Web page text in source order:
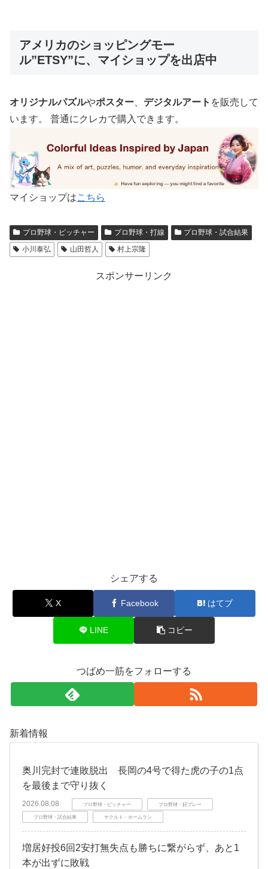
アメリカのショッピングモー
ル”ETSY”に、マイショップを出店中
オリジナルパズルやポスター デジタルアート を販売して
います。 普通にクレカで購入できます。
マイショップはこちら
プロ野球・ピッチャー プロ野球・打線
プロ野球・試合結果
小川泰弘
山田哲人 村上宗隆
スポンサーリンク
シェアする
X Facebook はてブ
LINE コピー
つばめ一筋をフォローする
新着情報
奥川完封で連敗脱出 長岡の4号で得た虎の子の1点
を最後まで守り抜く
2026.08.08 プロ野球・ピッチャー プロ野球・好プレー
プロ野球・試合結果 ヤクルト・ホームラン
増居好投6回2安打無失点も勝ちに繋がらず、あと1
本が出ずに敗戦